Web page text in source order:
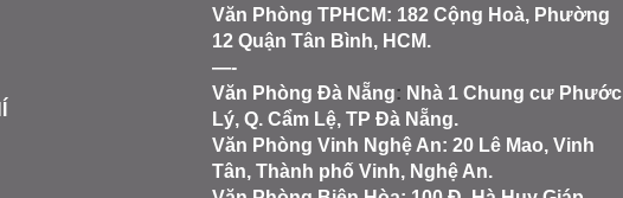
Văn Phòng TPHCM: 182 Cộng Hoà, Phường
12 Quận Tân Bình, HCM.
—-
Văn Phòng Đà Nẵng: Nhà 1 Chung cư Phước
Lý, Q. Cẩm Lệ, TP Đà Nẵng.
Văn Phòng Vinh Nghệ An: 20 Lê Mao, Vinh
Tân, Thành phố Vinh, Nghệ An.